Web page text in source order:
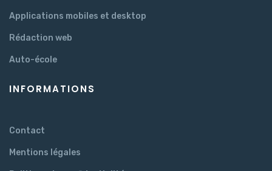
Applications mobiles et desktop
Rédaction web
Auto-école
INFORMATIONS
Contact
Mentions légales